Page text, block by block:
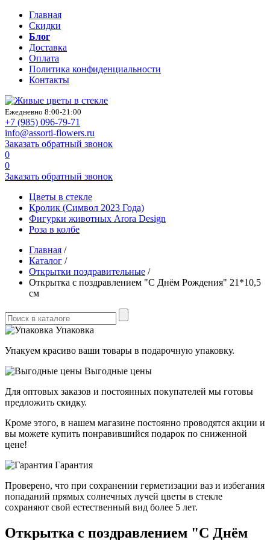
Главная
Скидки
Блог
Доставка
Оплата
Политика конфиденциальности
Контакты
Ежедневно 8:00-21:00
+7 (985) 096-79-71
info@assorti-flowers.ru
Заказать обратный звонок
0
0
Заказать обратный звонок
Цветы в стекле
Кролик (Символ 2023 Года)
Фигурки животных Arora Design
Роза в колбе
Главная /
Каталог /
Открытки поздравительные /
Открытка с поздравлением "С Днём Рождения" 21*10,5
см
Упаковка
Упакуем красиво ваши товары в подарочную упаковку.
Выгодные цены
Для оптовых заказов и постоянных покупателей мы готовы
предложить скидку.
Кроме этого, в нашем магазине постоянно проводятся акции и
вы можете купить понравившийся подарок по сниженной
цене!
Гарантия
Проверено, что при сохранении герметизации ваз и избегания
попаданий прямых солнечных лучей цветы в стекле
сохраняют свой естественный вид более 5 лет.
Открытка с поздравлением "С Днём